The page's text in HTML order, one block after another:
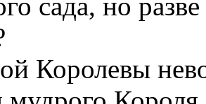
Королевы